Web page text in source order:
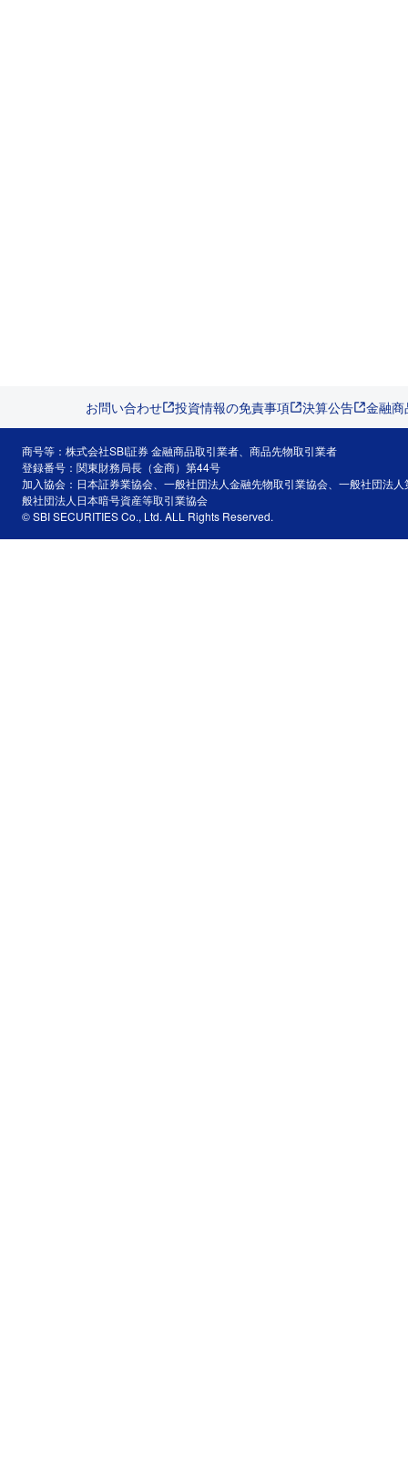
お問い合わせ 投資情報の免責事項 決算公告 金融
商号等：株式会社SBI証券 金融商品取引業者、商品先物取引業者
登録番号：関東財務局長（金商）第44号
加入協会：日本証券業協会、一般社団法人金融先物取引業協会、一般社団法
般社団法人日本暗号資産等取引業協会
© SBI SECURITIES Co., Ltd. ALL Rights Reserved.